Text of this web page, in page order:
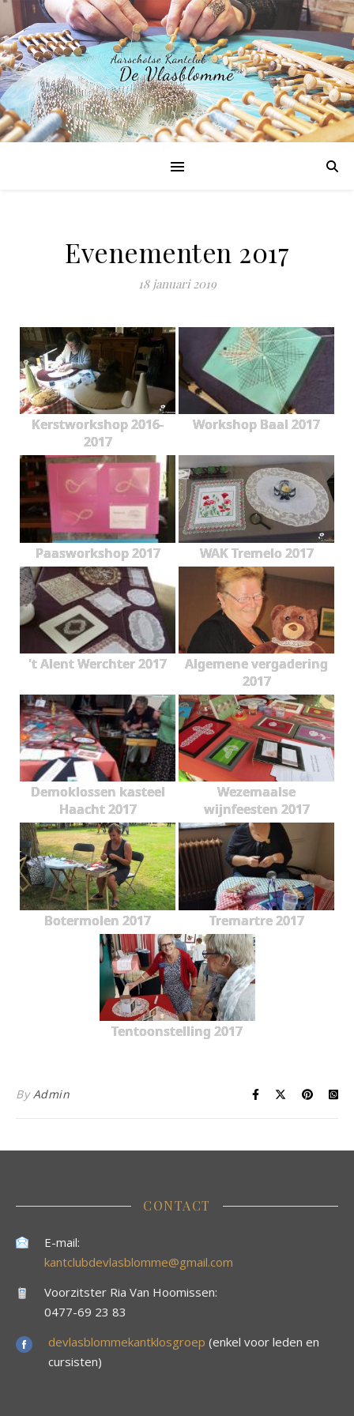
Evenementen 2017
18 januari 2019
Kerstworkshop 2016-
2017
Workshop Baal 2017
Paasworkshop 2017 WAK Tremelo 2017
't Alent Werchter 2017
Algemene vergadering
2017
Demoklossen kasteel
Haacht 2017
Wezemaalse
wijnfeesten 2017
Botermolen 2017 Tremartre 2017
Tentoonstelling 2017
ByAdmin
CONTACT
E-mail:
kantclubdevlasblomme@gmail.com
Voorzitster Ria Van Hoomissen:
0477-69 23 83
devlasblommekantklosgroep (enkel voor leden en
cursisten)